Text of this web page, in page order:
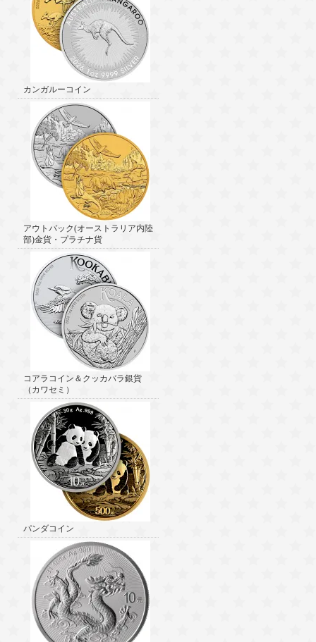
カンガルーコイン
アウトバック(オーストラリア内陸
部)金貨・プラチナ貨
コアラコイン＆クッカバラ銀貨
（カワセミ）
パンダコイン